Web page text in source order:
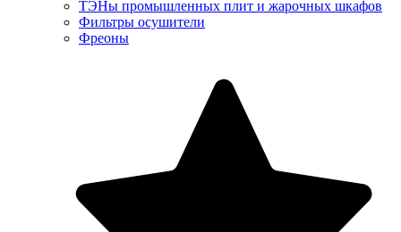
ТЭНы промышленных плит и жарочных шкафов
Фильтры осушители
Фреоны